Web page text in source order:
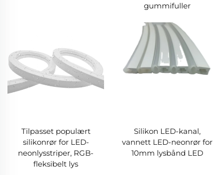
gummifuller
Tilpasset populært
silikonrør for LED-
neonlysstriper, RGB-
fleksibelt lys
Silikon LED-kanal,
vannett LED-neonrør for
10mm lysbånd LED